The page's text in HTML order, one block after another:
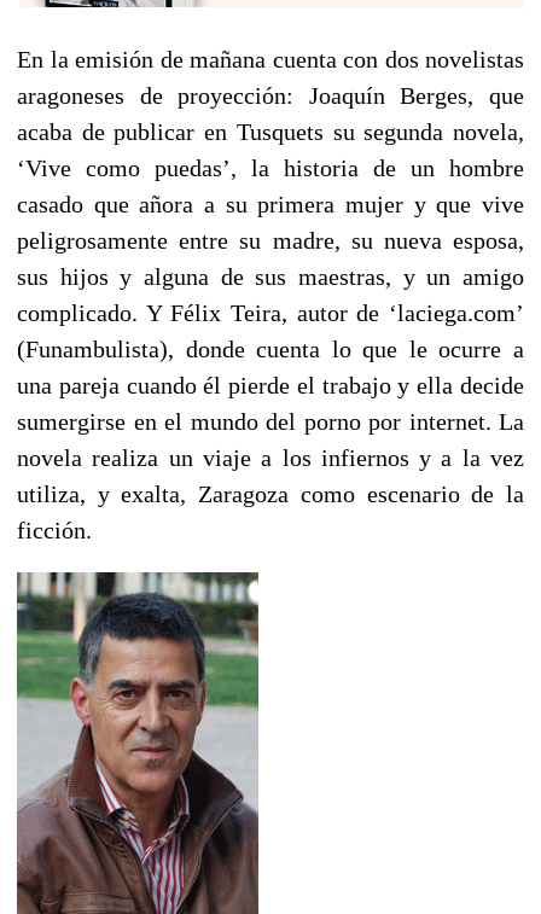
En la emisión de mañana cuenta con dos novelistas
aragoneses de proyección: Joaquín Berges, que
acaba de publicar en Tusquets su segunda novela,
‘Vive como puedas’, la historia de un hombre
casado que añora a su primera mujer y que vive
peligrosamente entre su madre, su nueva esposa,
sus hijos y alguna de sus maestras, y un amigo
complicado. Y Félix Teira, autor de ‘laciega.com’
(Funambulista), donde cuenta lo que le ocurre a
una pareja cuando él pierde el trabajo y ella decide
sumergirse en el mundo del porno por internet. La
novela realiza un viaje a los infiernos y a la vez
utiliza, y exalta, Zaragoza como escenario de la
ficción.